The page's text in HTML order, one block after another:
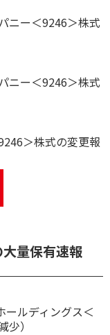
ニー＜9246＞株式
ニー＜9246＞株式
＞株式の変更報
量保有速報
ルディングス＜
）